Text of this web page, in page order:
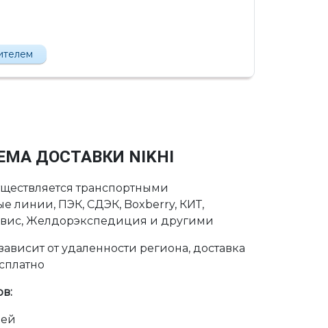
ДОСТАВКИ NIKHI
транспортными
линии, ПЭК, СДЭК, Boxberry, КИТ,
Желдорэкспедиция и другими
от удаленности региона, доставка